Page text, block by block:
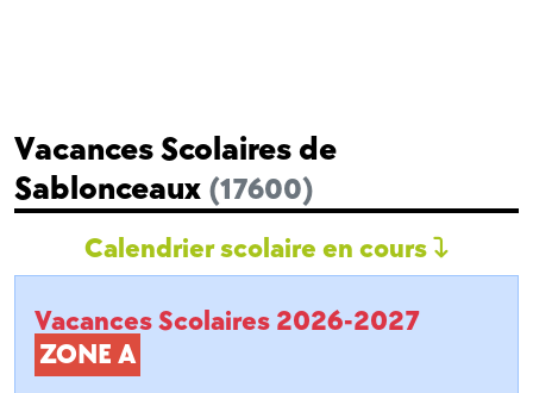
Vacances Scolaires de
Sablonceaux (17600)
Calendrier scolaire en cours
Vacances Scolaires 2026-2027
ZONE A